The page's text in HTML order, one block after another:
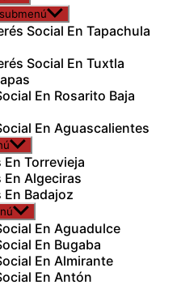
Social En Tapachula
Social En Tuxtla
En Rosarito Baja
En Aguascalientes
Torrevieja
Algeciras
Badajoz
En Aguadulce
En Bugaba
En Almirante
En Antón